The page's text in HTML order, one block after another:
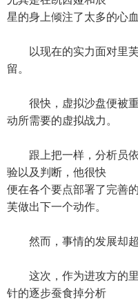
星的身上倾注了太多的心
以现在的实力面对里芙
留。
很快，虚拟沙盘便被重
动所需要的虚拟战力。
跟上把一样，分析员依
验以及判断，他很快
便在各个要点部署了完善
芙做出下一个动作。
然而，事情的发展却超
这次，作为进攻方的里
针的逐步蚕食掉分析